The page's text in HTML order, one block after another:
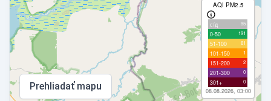
AQI PM2.5
с/д 95
0-50 191
51-100 61
101-150 1
151-200 2
201-300 0
301+ 0
08.08.2026, 03:00
Prehliadať mapu